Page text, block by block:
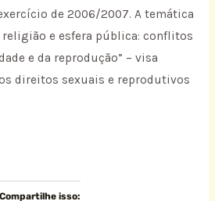
de 2006/2007. A temática
religião e esfera pública: conflitos
e da reprodução” – visa
direitos sexuais e reprodutivos
Compartilhe isso: